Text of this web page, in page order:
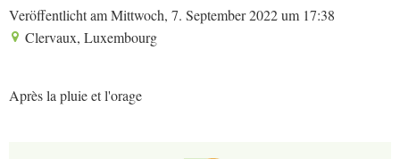
Veröffentlicht am Mittwoch, 7. September 2022 um 17:38
Clervaux, Luxembourg
Après la pluie et l'orage